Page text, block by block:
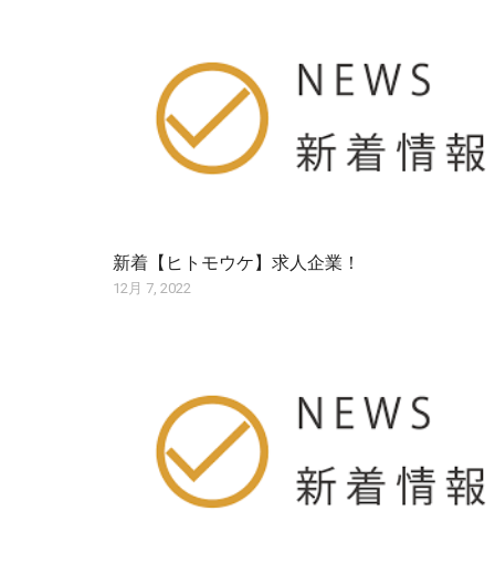
新着【ヒトモウケ】求人企業！
12月 7, 2022